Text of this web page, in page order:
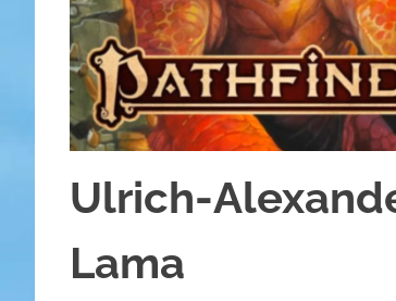
Ulrich-
Lama